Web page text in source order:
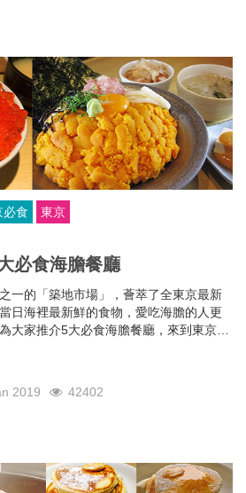
必食 東京
必食海膽餐廳
一的「築地市場」，薈萃了全東京最新
日海裡最新鮮的食物，愛吃海膽的人更
大家推介5大必食海膽餐廳，來到東京可
2019 42402